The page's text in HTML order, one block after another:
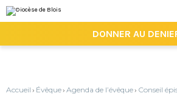
au
contenu.
la
personnels
DONNER AU
Accueil › Évêque› Agenda de l’évêque› Conseil